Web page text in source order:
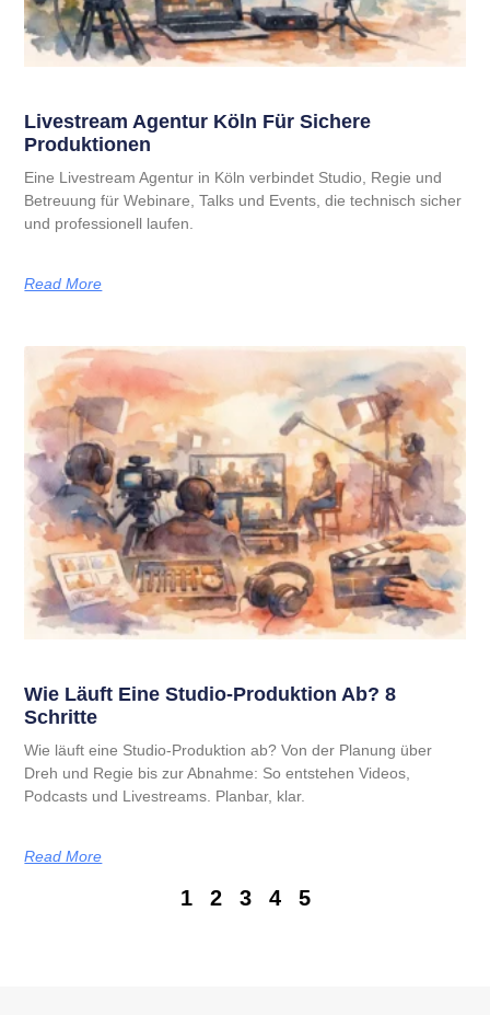
Livestream Agentur Köln Für Sichere
Produktionen
Eine Livestream Agentur in Köln verbindet Studio, Regie und
Betreuung für Webinare, Talks und Events, die technisch sicher
und professionell laufen.
Read More
Wie Läuft Eine Studio-Produktion Ab? 8
Schritte
Wie läuft eine Studio-Produktion ab? Von der Planung über
Dreh und Regie bis zur Abnahme: So entstehen Videos,
Podcasts und Livestreams. Planbar, klar.
Read More
1 2 3 4 5